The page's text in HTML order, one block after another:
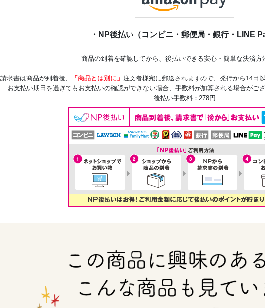
・NP後払い（コンビニ・郵便局・銀行・LINE
商品の到着を確認してから、後払いできる安心・簡単な決済方
請求書は商品が到着後、 「商品とは別に」 注文者様宛に郵送されますので、発行から14日
お支払い期日を過ぎてもお支払いの確認ができない場合、手数料が加算される場合がご
後払い手数料：278円